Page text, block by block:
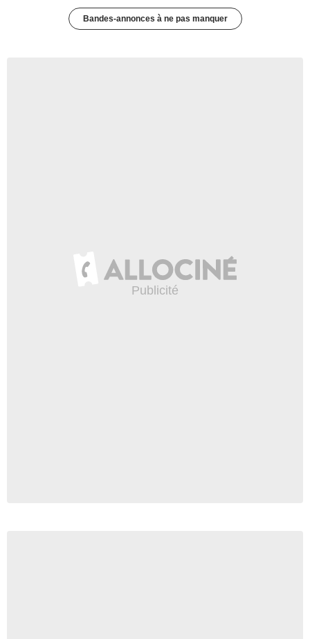
Bandes-annonces à ne pas manquer